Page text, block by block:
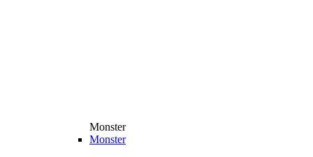
Monster
Monster